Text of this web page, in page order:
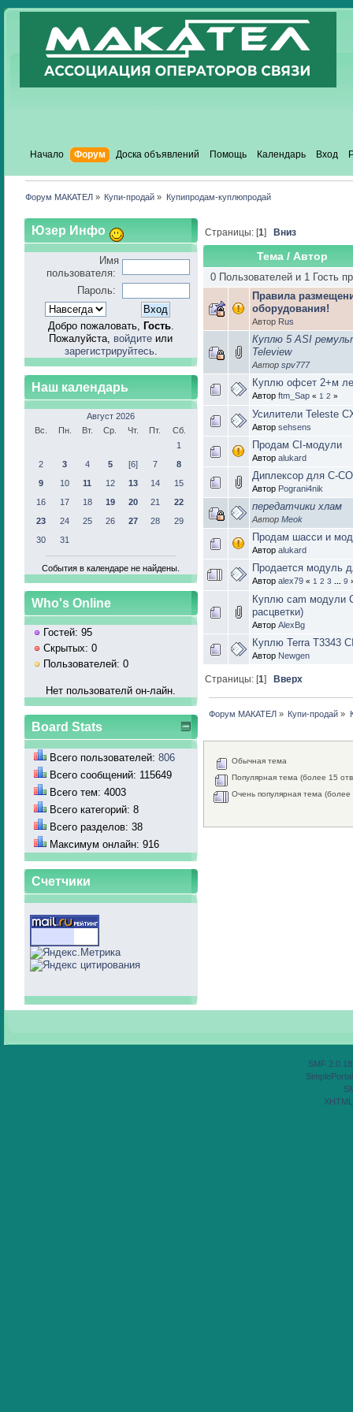
Начало Форум Доска объявлений Помощь Календарь Вход
Форум МАКАТЕЛ » Купи-продай » Купипродам-куплюпродай
Юзер Инфо
Имя
пользователя:
Пароль:
Добро пожаловать, Гость.
Пожалуйста, войдите или
зарегистрируйтесь.
Наш календарь
Август 2026
Вс.
Пн. Вт. Ср. Чт. Пт.
Сб.
1
2
3 4 5 [6] 7
8
9
10 11 12 13 14
15
16
17 18 19 20 21
22
23
24 25 26 27 28
29
30
31
События в календаре не найдены.
Who's Online
Гостей: 95
Скрытых: 0
Пользователей: 0
Нет пользователй он-лайн.
Board Stats
Всего пользователей: 806
Всего сообщений: 115649
Всего тем: 4003
Всего категорий: 8
Всего разделов: 38
Максимум онлайн: 916
Счетчики
Страницы: [1]Вниз
Тема/ Автор
0 Пользователей и 1 Гость
Правила
оборудования!
Автор Rus
Куплю 5 ASI
Teleview
Автор spv777
Куплю офсет 2+м
Автор ftm_Sap « 1 2 »
Усилители Teleste
Автор sehsens
Продам CI-модули
Автор alukard
Диплексор для C-
Автор Pograni4nik
передатчики хлам
Автор Meok
Продам шасси и
Автор alukard
Продается модуль
Автор alex79 « 1 2 3 ... 9
Куплю cam модули
расцветки)
Автор AlexBg
Куплю Terra T3343
Автор Newgen
Страницы: [1] Вверх
Форум МАКАТЕЛ» Купи-продай »
Обычная тема
Популярная тема (более 15
Очень популярная тема (более
SMF 2.0.18
XHTML